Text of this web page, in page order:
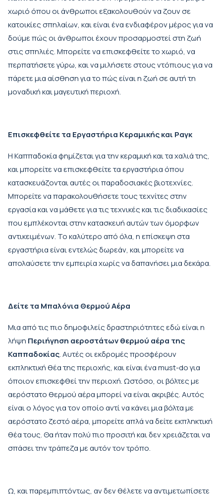
χωριό όπου οι άνθρωποι εξακολουθούν να ζουν σε
κατοικίες σπηλαίων, και είναι ένα ενδιαφέρον μέρος για να
δούμε πώς οι άνθρωποι έχουν προσαρμοστεί στη ζωή
στις σπηλιές. Μπορείτε να επισκεφθείτε το χωριό, να
περπατήσετε γύρω, και να μιλήσετε στους ντόπιους για να
πάρετε μια αίσθηση για το πώς είναι η ζωή σε αυτή τη
μοναδική και μαγευτική περιοχή.
Επισκεφθείτε τα Εργαστήρια Κεραμικής και Ραγκ
Η Καππαδοκία φημίζεται για την κεραμική και τα χαλιά της,
και μπορείτε να επισκεφθείτε τα εργαστήρια όπου
κατασκευάζονται αυτές οι παραδοσιακές βιοτεχνίες.
Μπορείτε να παρακολουθήσετε τους τεχνίτες στην
εργασία και να μάθετε για τις τεχνικές και τις διαδικασίες
που εμπλέκονται στην κατασκευή αυτών των όμορφων
αντικειμένων. Το καλύτερο από όλα, η επίσκεψη στα
εργαστήρια είναι εντελώς δωρεάν, και μπορείτε να
απολαύσετε την εμπειρία χωρίς να δαπανήσει μια δεκάρα.
Δείτε τα Μπαλόνια Θερμού Αέρα
Μια από τις πιο δημοφιλείς δραστηριότητες εδώ είναι η
λήψη Περιήγηση αεροστάτων θερμού αέρα της
Καππαδοκίας. Αυτές οι εκδρομές προσφέρουν
εκπληκτική θέα της περιοχής, και είναι ένα must-do για
όποιον επισκεφθεί την περιοχή. Ωστόσο, οι βόλτες με
αερόστατο θερμού αέρα μπορεί να είναι ακριβές. Αυτός
είναι ο λόγος για τον οποίο αντί να κάνει μια βόλτα με
αερόστατο ζεστό αέρα, μπορείτε απλά να δείτε εκπληκτική
θέα τους. Θα ήταν πολύ πιο προσιτή και δεν χρειάζεται να
σπάσει την τράπεζα με αυτόν τον τρόπο.
Ω, και παρεμπιπτόντως, αν δεν θέλετε να αντιμετωπίσετε